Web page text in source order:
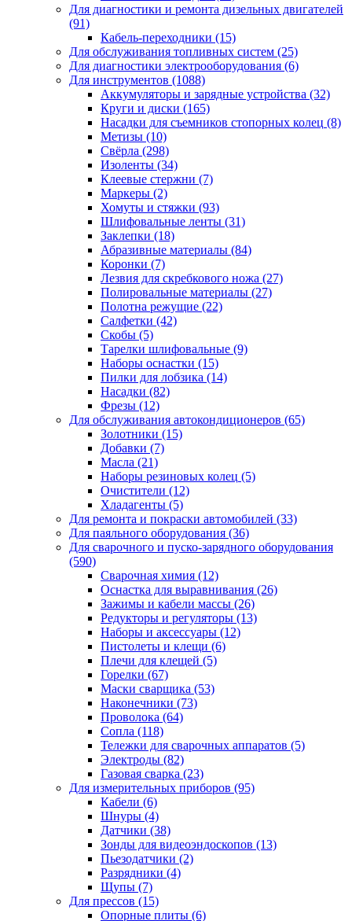
Для диагностики и ремонта дизельных двигателей
(91)
Кабель-переходники (15)
Для обслуживания топливных систем (25)
Для диагностики электрооборудования (6)
Для инструментов (1088)
Аккумуляторы и зарядные устройства (32)
Круги и диски (165)
Насадки для съемников стопорных колец (8)
Метизы (10)
Свёрла (298)
Изоленты (34)
Клеевые стержни (7)
Маркеры (2)
Хомуты и стяжки (93)
Шлифовальные ленты (31)
Заклепки (18)
Абразивные материалы (84)
Коронки (7)
Лезвия для скребкового ножа (27)
Полировальные материалы (27)
Полотна режущие (22)
Салфетки (42)
Скобы (5)
Тарелки шлифовальные (9)
Наборы оснастки (15)
Пилки для лобзика (14)
Насадки (82)
Фрезы (12)
Для обслуживания автокондиционеров (65)
Золотники (15)
Добавки (7)
Масла (21)
Наборы резиновых колец (5)
Очистители (12)
Хладагенты (5)
Для ремонта и покраски автомобилей (33)
Для паяльного оборудования (36)
Для сварочного и пуско-зарядного оборудования
(590)
Сварочная химия (12)
Оснастка для выравнивания (26)
Зажимы и кабели массы (26)
Редукторы и регуляторы (13)
Наборы и аксессуары (12)
Пистолеты и клещи (6)
Плечи для клещей (5)
Горелки (67)
Маски сварщика (53)
Наконечники (73)
Проволока (64)
Сопла (118)
Тележки для сварочных аппаратов (5)
Электроды (82)
Газовая сварка (23)
Для измерительных приборов (95)
Кабели (6)
Шнуры (4)
Датчики (38)
Зонды для видеоэндоскопов (13)
Пьезодатчики (2)
Разрядники (4)
Щупы (7)
Для прессов (15)
Опорные плиты (6)